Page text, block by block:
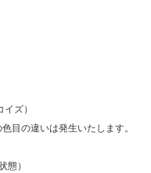
ズ）
目の違いは発生いたします。
態）